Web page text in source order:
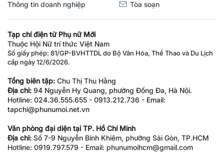
Thông tin doanh nghiệp Tòa soạn
Tạp chí điện tử Phụ nữ Mới
Thuộc Hội Nữ trí thức Việt Nam
Số giấy phép: 81/GP-BVHTTDL do Bộ Văn Hóa, Thể Thao và Du Lịch
cấp ngày 12/6/2026.
Tổng biên tập: Chu Thị Thu Hằng
Địa chỉ: 94 Nguyễn Hy Quang, phường Đống Đa, Hà Nội.
Hotline: 024.36.555.655 - 0913.212.736 - Email:
tapchi@phunumoi.net.vn
Văn phòng đại diện tại TP. Hồ Chí Minh
Địa chỉ: Số 7-9 Nguyễn Bỉnh Khiêm, phường Sài Gòn, TP.HCM
Hotline: 0919.797.579 - Email: phunumoihcm@gmail.com